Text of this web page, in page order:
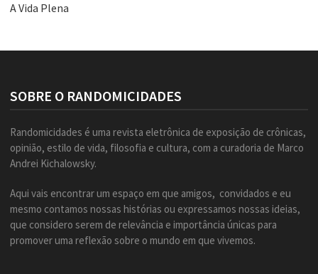
A Vida Plena
SOBRE O RANDOMICIDADES
Randomicidades é uma revista eletrônica de exposição de crônicas,
opinião, estilo de vida, filosofia e cultura, com a curadoria de Marco
Andrei Kichalowsky.
Aqui vais encontrar um espaço em que amigos, convidados e eu
mesmo contamos nossas histórias ou expressamos nossas ideias,
que considero serem de relevância e importância únicas para
promover uma reflexão sobre o mundo em que vivemos.